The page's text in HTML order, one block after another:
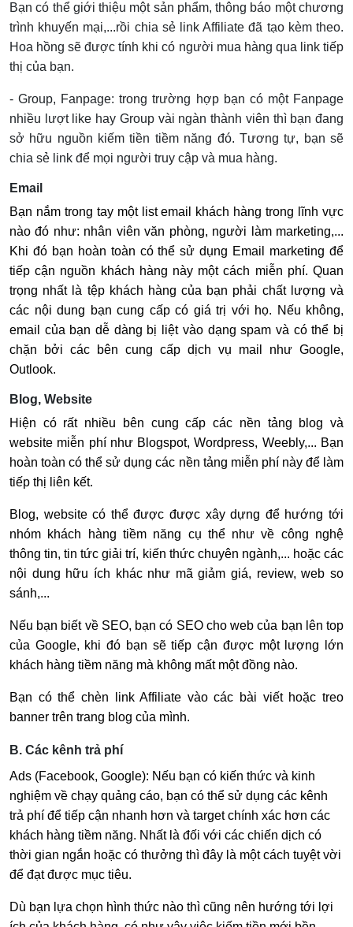
Bạn có thể giới thiệu một sản phẩm, thông báo một chương
trình khuyến mại,...rồi chia sẻ link Affiliate đã tạo kèm theo.
Hoa hồng sẽ được tính khi có người mua hàng qua link tiếp
thị của bạn.
- Group, Fanpage: trong trường hợp bạn có một Fanpage
nhiều lượt like hay Group vài ngàn thành viên thì bạn đang
sở hữu nguồn kiếm tiền tiềm năng đó. Tương tự, bạn sẽ
chia sẻ link để mọi người truy cập và mua hàng.
Email
Bạn nắm trong tay một list email khách hàng trong lĩnh vực
nào đó như: nhân viên văn phòng, người làm marketing,...
Khi đó bạn hoàn toàn có thể sử dụng Email marketing để
tiếp cận nguồn khách hàng này một cách miễn phí. Quan
trọng nhất là tệp khách hàng của bạn phải chất lượng và
các nội dung bạn cung cấp có giá trị với họ. Nếu không,
email của bạn dễ dàng bị liệt vào dạng spam và có thể bị
chặn bởi các bên cung cấp dịch vụ mail như Google,
Outlook.
Blog, Website
Hiện có rất nhiều bên cung cấp các nền tảng blog và
website miễn phí như Blogspot, Wordpress, Weebly,... Bạn
hoàn toàn có thể sử dụng các nền tảng miễn phí này để làm
tiếp thị liên kết.
Blog, website có thể được được xây dựng để hướng tới
nhóm khách hàng tiềm năng cụ thể như về công nghệ
thông tin, tin tức giải trí, kiến thức chuyên ngành,... hoặc các
nội dung hữu ích khác như mã giảm giá, review, web so
sánh,...
Nếu bạn biết về SEO, bạn có SEO cho web của bạn lên top
của Google, khi đó bạn sẽ tiếp cận được một lượng lớn
khách hàng tiềm năng mà không mất một đồng nào.
Bạn có thể chèn link Affiliate vào các bài viết hoặc treo
banner trên trang blog của mình.
B. Các kênh trả phí
Ads (Facebook, Google): Nếu bạn có kiến thức và kinh
nghiệm về chạy quảng cáo, bạn có thể sử dụng các kênh
trả phí để tiếp cận nhanh hơn và target chính xác hơn các
khách hàng tiềm năng. Nhất là đối với các chiến dịch có
thời gian ngắn hoặc có thưởng thì đây là một cách tuyệt vời
để đạt được mục tiêu.
Dù bạn lựa chọn hình thức nào thì cũng nên hướng tới lợi